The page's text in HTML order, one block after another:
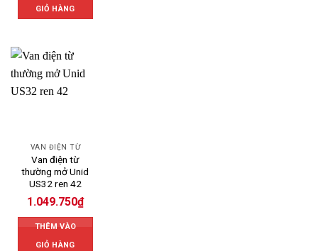
GIỎ HÀNG
VAN ĐIỆN TỪ
Van điện từ
thường mở Unid
US32 ren 42
1.049.750₫
THÊM VÀO
GIỎ HÀNG